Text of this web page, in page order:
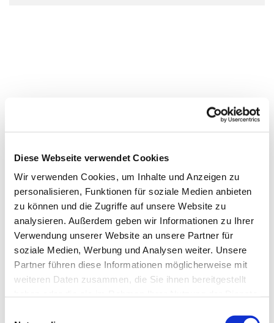
Diese Webseite verwendet Cookies
Wir verwenden Cookies, um Inhalte und Anzeigen zu
personalisieren, Funktionen für soziale Medien anbieten
zu können und die Zugriffe auf unsere Website zu
analysieren. Außerdem geben wir Informationen zu Ihrer
Verwendung unserer Website an unsere Partner für
soziale Medien, Werbung und Analysen weiter. Unsere
Partner führen diese Informationen möglicherweise mit
weiteren Daten zusammen, die Sie ihnen bereitgestellt
Dies könnte Sie auch
interessieren